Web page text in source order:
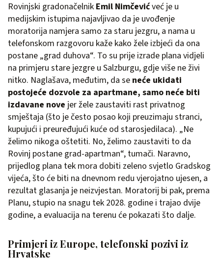
Rovinjski gradonačelnik Emil Nimčevićveć je u
medijskim istupima najavljivao da je uvođenje
moratorija namjera samo za staru jezgru, a nama u
telefonskom razgovoru kaže kako žele izbjeći da ona
postane „grad duhova“. To su prije izrade plana vidjeli
na primjeru stare jezgre u Salzburgu, gdje više ne živi
nitko. Naglašava, međutim, da se neće ukidati
postojeće dozvole za apartmane, samo neće biti
izdavane nove jer žele zaustaviti rast privatnog
smještaja (što je često posao koji preuzimaju stranci,
kupujući i preuređujući kuće od starosjedilaca). „Ne
želimo nikoga oštetiti. No, želimo zaustaviti to da
Rovinj postane grad-apartman“, tumači. Naravno,
prijedlog plana tek mora dobiti zeleno svjetlo Gradskog
vijeća, što će biti na dnevnom redu vjerojatno ujesen, a
rezultat glasanja je neizvjestan. Moratorij bi pak, prema
Planu, stupio na snagu tek 2028. godine i trajao dvije
godine, a evaluacija na terenu će pokazati što dalje.
Primjeri iz Europe, telefonski pozivi iz
Hrvatske